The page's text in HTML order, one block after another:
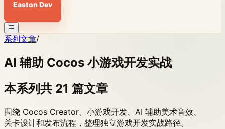
Easton Dev
系列文章/
AI 辅助 Cocos 小游戏开发实战
本系列共 21 篇文章
围绕 Cocos Creator、小游戏开发、AI 辅助美术音效、
关卡设计和发布流程，整理独立游戏开发实战路径。